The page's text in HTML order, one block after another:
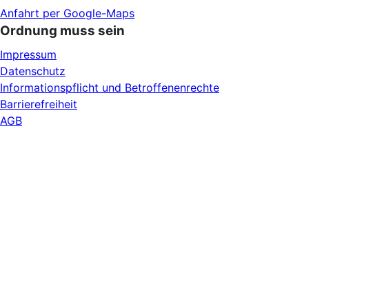
Anfahrt per Google-Maps
Ordnung muss sein
Impressum
Datenschutz
Informationspflicht und Betroffenenrechte
Barrierefreiheit
AGB